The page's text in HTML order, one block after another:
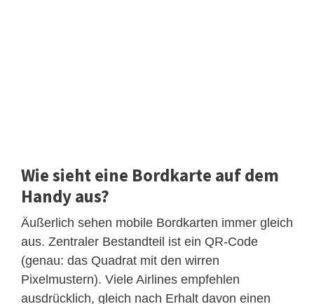
Wie sieht eine Bordkarte auf dem
Handy aus?
Äußerlich sehen mobile Bordkarten immer gleich
aus. Zentraler Bestandteil ist ein QR-Code
(genau: das Quadrat mit den wirren
Pixelmustern). Viele Airlines empfehlen
ausdrücklich, gleich nach Erhalt davon einen